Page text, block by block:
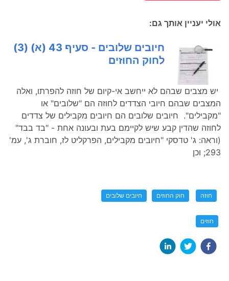
אולי יעניין אותך גם:
חיובים שלובים - סעיף 43 (א) (3)
לחוק החוזים
יש מצבים שבהם לא ייחשב אי-קיום של חוזה להפרתו, ואלה
המצבים שבהם חיובי הצדדים לחוזה הם "שלובים" או
"מקבילים". חיובים שלובים הם חיובים מקבילים של צדדים
לחוזה שהדין קבע שיש לקיימם בעת ובעונה אחת - "בד בבד"
(וראה: ג' טדסקי "חיובים מקבילים, הפרקליט לז, חוברת ג', עמ'
293; וכן
חוזה חוק החוזים חיובים שלובים
חוזים